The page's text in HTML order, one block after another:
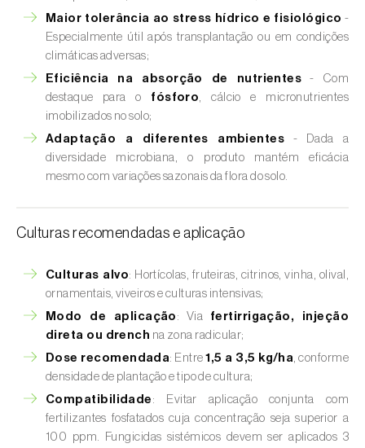
Maior tolerância ao stress hídrico e fisiológico -
Especialmente útil após transplantação ou em condições
climáticas adversas;
Eficiência na absorção de nutrientes - Com
destaque para o fósforo, cálcio e micronutrientes
imobilizados no solo;
Adaptação a diferentes ambientes - Dada a
diversidade microbiana, o produto mantém eficácia
mesmo com variações sazonais da flora do solo.
Culturas recomendadas e aplicação
Culturas alvo: Hortícolas, fruteiras, citrinos, vinha, olival,
ornamentais, viveiros e culturas intensivas;
Modo de aplicação : Via fertirrigação, injeção
direta ou drench na zona radicular;
Dose recomendada: Entre1,5 a 3,5 kg/ha , conforme
densidade de plantação e tipo de cultura;
Compatibilidade : Evitar aplicação conjunta com
fertilizantes fosfatados cuja concentração seja superior a
100 ppm. Fungicidas sistémicos devem ser aplicados 3